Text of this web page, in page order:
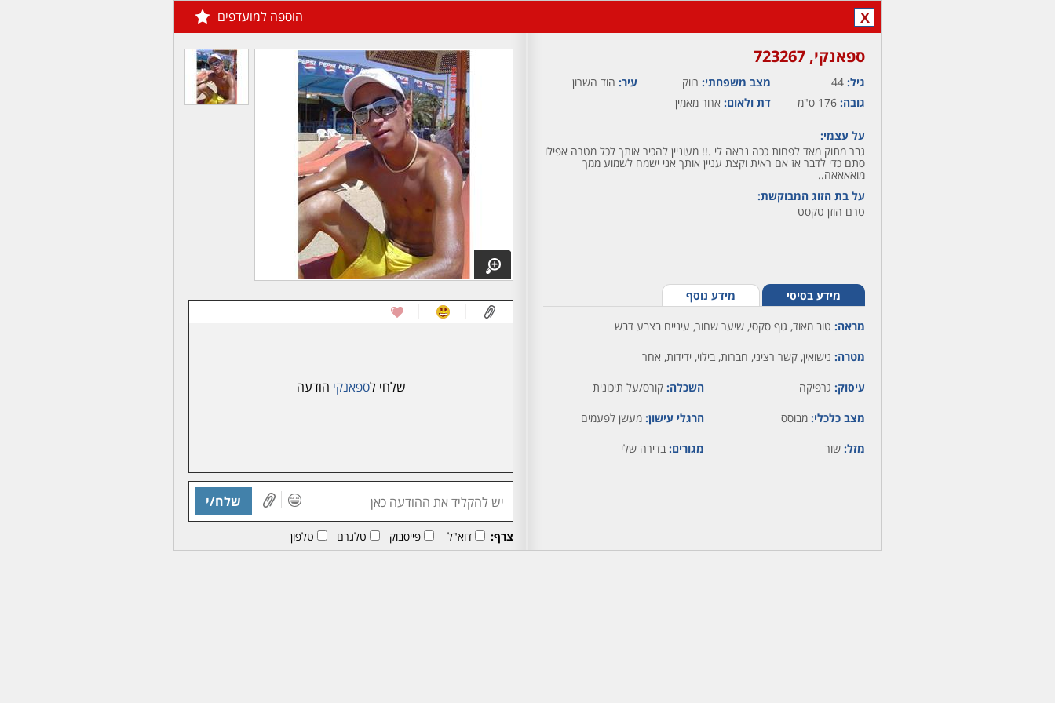
X הוספה למועדפים
ספאנקי,‏ 723267
גיל: 44 מצב משפחתי: רווק עיר: הוד השרון
גובה: 176 ס"מ דת ולאום: אחר מאמין
על עצמי:
גבר מתוק מאד לפחות ככה נראה לי .!! מעוניין להכיר אותך לכל מטרה אפילו
סתם כדי לדבר אז אם ראית וקצת עניין אותך אני ישמח לשמוע ממך
מואאאאה..
על בת הזוג המבוקשת:
טרם הוזן טקסט
מידע בסיסי מידע נוסף
מראה: טוב מאוד, גוף סקסי, שיער שחור, עיניים בצבע דבש
מטרה: נישואין, קשר רציני, חברות, בילוי, ידידות, אחר
עיסוק: גרפיקה השכלה: קורס/על תיכונית
מצב כלכלי: מבוסס הרגלי עישון: מעשן לפעמים
מזל: שור מגורים: בדירה שלי
שלחי לספאנקי הודעה
שלח/י
צרף: דוא"ל פייסבוק טלגרם טלפון